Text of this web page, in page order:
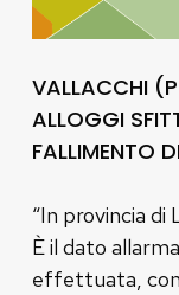
VALLACCHI
ALLOGGI
FALLIMENTO
“In provincia di
È il dato
effettuata,